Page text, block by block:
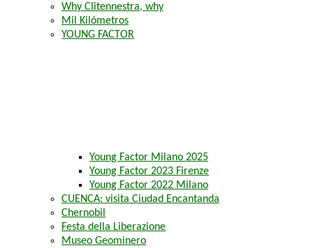
Why Clitennestra, why
Mil Kilómetros
YOUNG FACTOR
Young Factor Milano 2025
Young Factor 2023 Firenze
Young Factor 2022 Milano
CUENCA: visita Ciudad Encantanda
Chernobil
Festa della Liberazione
Museo Geominero